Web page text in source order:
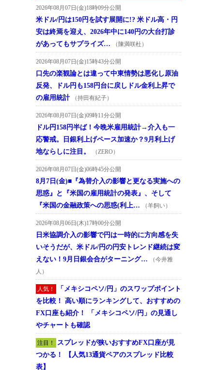
2026年08月07日(金)18時09分公開
米ドル/円は150円を試す展開に!? 米ドル高・円
安は終焉を迎え、2026年中に140円の大台打診
があってもサプライズ…
（陳満咲杜）
2026年08月07日(金)15時43分公開
口先の楽観論とは違って中東情勢は悪化し原油
反発、ドル円も158円台に戻しドル金利上昇で
の雇用統計
（持田有紀子）
2026年08月07日(金)09時11分公開
ドル円158円半ば！今晩米雇用統計→介入も一
応警戒。日銀利上げペース加速か？9月利上げ
地ならしに注目。
（ZERO）
2026年08月07日(金)06時45分公開
8月7日(金)■『為替介入の影響と更なる実施への
思惑』と『米国の雇用統計の発表』、そして
『米国の金融政策への思惑(利上…
（羊飼い）
2026年08月06日(木)17時00分公開
日米協調介入の影響で円は一時的に方向感を失
いそうだが、米ドル/円の円安トレンド継続は変
えない！9月日銀会合がターニング…
（今井雅
人）
人気！
「メキシコペソ/円」のスワップポイント
を比較！ 高い順にランキングして、おすすめの
FX口座も紹介！ 「メキシコペソ/円」の見通し
やチャートも確認
注目！
スプレッドが狭いおすすめFX口座が見
つかる！ 【人気13通貨ペアのスプレッド比較
表】